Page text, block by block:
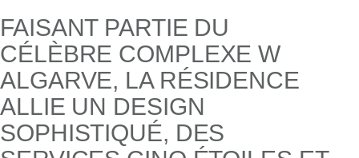
FAISANT PARTIE DU
CÉLÈBRE COMPLEXE W
ALGARVE, LA RÉSIDENCE
ALLIE UN DESIGN
SOPHISTIQUÉ, DES